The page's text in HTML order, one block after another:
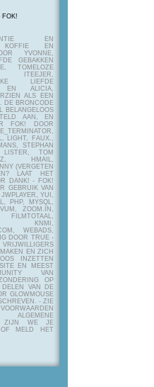
FOK!
EN
KOFFIE EN
YVONNE,
GEBAKKEN
TOMELOZE
ITEEJER,
LIEFDE
EN ALICIA,
ALS EEN
DE BRONCODE
BELANGELOOS
AAN, EN
FOK! DOOR
LIGHT, FAUX.,
STEPHAN
TOM
HMAIL,
(VERGETEN
LAAT HET
DANK! - FOK!
GEBRUIK VAN
YUI,
PHP, MYSQL,
ZOOM.IN,
KNMI,
WEBADS,
DOOR TRUE -
VRIJWILLIGERS
EN ZICH
INZETTEN
EN MEEST
VAN
OP
DELEN VAN DE
GLOWMOUSE
- ZIE
- ZIJN WE JE
MELD HET